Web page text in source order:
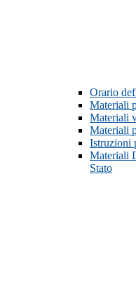
Orario
Materiali
Materiali
Materiali
Istruzioni
Materiali
Stato